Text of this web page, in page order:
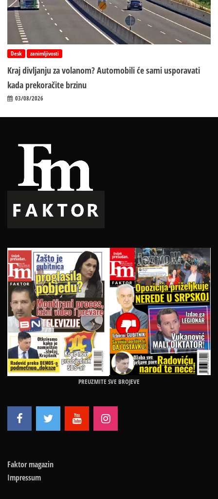
Desk zanimljivosti
Kraj divljanju za volanom? Automobili će sami usporavati
kada prekoračite brzinu
03/08/2026
PREUZMITE SVE BROJEVE
Faktor magazin
Impressum